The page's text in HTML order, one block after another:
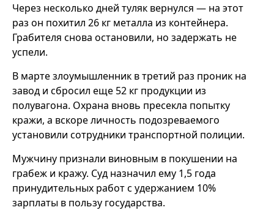
Через несколько дней туляк вернулся — на этот
раз он похитил 26 кг металла из контейнера.
Грабителя снова остановили, но задержать не
успели.
В марте злоумышленник в третий раз проник на
завод и сбросил еще 52 кг продукции из
полувагона. Охрана вновь пресекла попытку
кражи, а вскоре личность подозреваемого
установили сотрудники транспортной полиции.
Мужчину признали виновным в покушении на
грабеж и кражу. Суд назначил ему 1,5 года
принудительных работ с удержанием 10%
зарплаты в пользу государства.